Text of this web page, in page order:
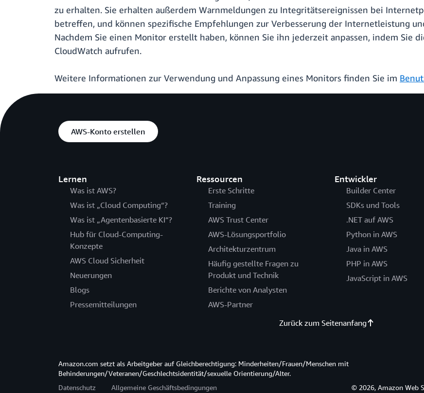
zu erhalten. Sie erhalten außerdem Warnmeldungen zu Integritätsereignissen bei
betreffen, und können spezifische Empfehlungen zur Verbesserung der Internetleistung
Nachdem Sie einen Monitor erstellt haben, können Sie ihn jederzeit anpassen, indem Sie
CloudWatch aufrufen.
Weitere Informationen zur Verwendung und Anpassung eines Monitors finden Sie im
AWS-Konto erstellen
Lernen
Was ist AWS?
Was ist „Cloud Computing“?
Was ist „Agentenbasierte KI“?
Hub für Cloud-Computing-
Konzepte
AWS Cloud Sicherheit
Neuerungen
Blogs
Pressemitteilungen
Ressourcen
Erste Schritte
Training
AWS Trust Center
AWS-Lösungsportfolio
Architekturzentrum
Häufig gestellte Fragen zu
Produkt und Technik
Berichte von Analysten
AWS-Partner
Entwickler
Builder Center
SDKs und Tools
.NET auf AWS
Python in AWS
Java in AWS
PHP in AWS
JavaScript in AWS
Zurück zum Seitenanfang
Amazon.com setzt als Arbeitgeber auf Gleichberechtigung: Minderheiten/Frauen/Menschen mit
Behinderungen/Veteranen/Geschlechtsidentität/sexuelle Orientierung/Alter.
Datenschutz
Allgemeine Geschäftsbedingungen © 2026, Amazon Web